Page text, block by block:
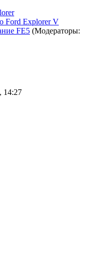
Ford Explorer V
FE5 (Модераторы:
14:27